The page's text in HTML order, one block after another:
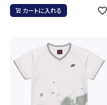
カートに入れる